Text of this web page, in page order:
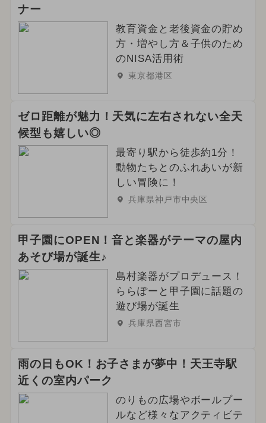
ナー
教育資金と老後資金の貯め
方・増やし方＆子供のため
のNISA活用術
東京都港区
ゼロ距離が魅力！天気に左右されない全天
候型も嬉しい◎
最寄り駅から徒歩約1分！
動物たちとのふれあいが新
しい冒険に！
兵庫県神戸市中央区
甲子園にOPEN！音と楽器がテーマの屋内
あそび場が誕生♪
島村楽器がプロデュース！
ららぽーと甲子園に話題の
遊び場が誕生
兵庫県西宮市
雨の日もOK！お子さまが夢中！天王寺駅
近くの室内パーク
のりもの広場やボールプー
ルなど様々なアクティビテ